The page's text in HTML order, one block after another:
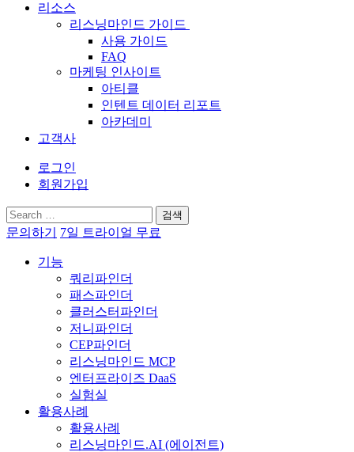
리소스
리스닝마인드 가이드
사용 가이드
FAQ
마케팅 인사이트
아티클
인텐트 데이터 리포트
아카데미
고객사
로그인
회원가입
검
색:
문의하기 7일 트라이얼 무료
기능
쿼리파인더
패스파인더
클러스터파인더
저니파인더
CEP파인더
리스닝마인드 MCP
엔터프라이즈 DaaS
실험실
활용사례
활용사례
리스닝마인드.AI (에이전트)